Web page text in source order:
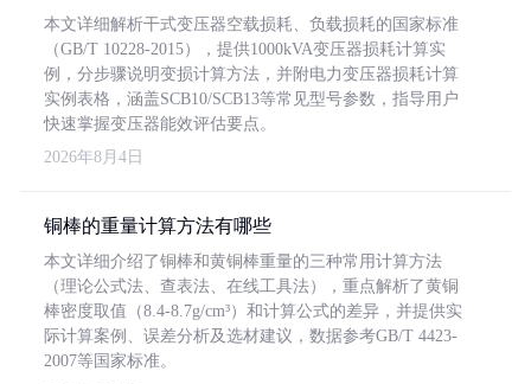
本文详细解析干式变压器空载损耗、负载损耗的国家标准
（GB/T 10228-2015），提供1000kVA变压器损耗计算实
例，分步骤说明变损计算方法，并附电力变压器损耗计算
实例表格，涵盖SCB10/SCB13等常见型号参数，指导用户
快速掌握变压器能效评估要点。
2026年8月4日
铜棒的重量计算方法有哪些
本文详细介绍了铜棒和黄铜棒重量的三种常用计算方法
（理论公式法、查表法、在线工具法），重点解析了黄铜
棒密度取值（8.4-8.7g/cm³）和计算公式的差异，并提供实
际计算案例、误差分析及选材建议，数据参考GB/T 4423-
2007等国家标准。